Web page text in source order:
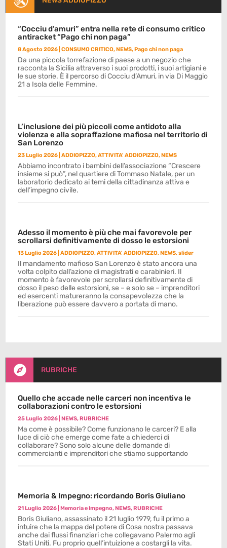
“Cocciu d’amuri” entra nella rete di consumo critico
antiracket “Pago chi non paga”
8 Agosto 2026 |CONSUMO CRITICO,NEWS,Pago chi non paga
Da una piccola torrefazione di paese a un negozio che
racconta la Sicilia attraverso i suoi prodotti, i suoi artigiani e
le sue storie. È il percorso di Cocciu d’Amuri, in via Di Maggio
21 a Isola delle Femmine.
L’inclusione dei più piccoli come antidoto alla
violenza e alla sopraffazione mafiosa nel territorio di
San Lorenzo
23 Luglio 2026 |ADDIOPIZZO,ATTIVITA' ADDIOPIZZO,NEWS
Abbiamo incontrato i bambini dell’associazione “Crescere
insieme si può”, nel quartiere di Tommaso Natale, per un
laboratorio dedicato ai temi della cittadinanza attiva e
dell’impegno civile.
Adesso il momento è più che mai favorevole per
scrollarsi definitivamente di dosso le estorsioni
13 Luglio 2026 |ADDIOPIZZO,ATTIVITA' ADDIOPIZZO,NEWS,slider
Il mandamento mafioso San Lorenzo è stato ancora una
volta colpito dall’azione di magistrati e carabinieri. Il
momento è favorevole per scrollarsi definitivamente di
dosso il peso delle estorsioni, se – e solo se – imprenditori
ed esercenti matureranno la consapevolezza che la
liberazione può essere davvero a portata di mano.
 RUBRICHE
Quello che accade nelle carceri non incentiva le
collaborazioni contro le estorsioni
25 Luglio 2026 |NEWS,RUBRICHE
Ma come è possibile? Come funzionano le carceri? E alla
luce di ciò che emerge come fate a chiederci di
collaborare? Sono solo alcune delle domande di
commercianti e imprenditori che stiamo supportando
Memoria & Impegno: ricordando Boris Giuliano
21 Luglio 2026 |Memoria e Impegno,NEWS,RUBRICHE
Boris Giuliano, assassinato il 21 luglio 1979, fu il primo a
intuire che la mappa del potere di Cosa nostra passava
anche dai flussi finanziari che collegavano Palermo agli
Stati Uniti. Fu proprio quell’intuizione a costargli la vita.